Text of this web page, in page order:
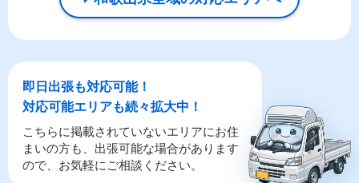
即日出張も対応可能！
対応可能エリアも続々拡大中！
こちらに掲載されていないエリアにお住
まいの方も、出張可能な場合があります
ので、お気軽にご相談ください。